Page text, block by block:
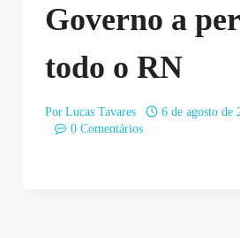
Governo a
todo o RN
Por Lucas Tavares
6 de agosto de
0 Comentários